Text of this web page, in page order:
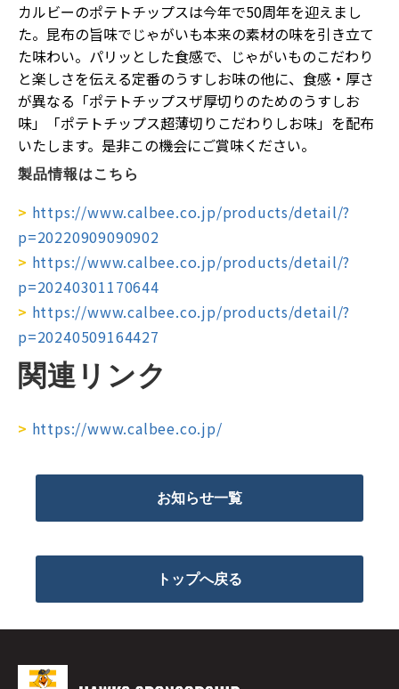
カルビーのポテトチップスは今年で50周年を迎えまし
た。昆布の旨味でじゃがいも本来の素材の味を引き立て
た味わい。パリッとした食感で、じゃがいものこだわり
と楽しさを伝える定番のうすしお味の他に、食感・厚さ
が異なる「ポテトチップスザ厚切りのためのうすしお
味」「ポテトチップス超薄切りこだわりしお味」を配布
いたします。是非この機会にご賞味ください。
製品情報はこちら
> https://www.calbee.co.jp/products/detail/?
p=20220909090902
> https://www.calbee.co.jp/products/detail/?
p=20240301170644
> https://www.calbee.co.jp/products/detail/?
p=20240509164427
関連リンク
> https://www.calbee.co.jp/
お知らせ一覧
トップへ戻る